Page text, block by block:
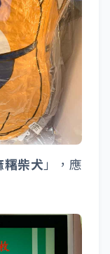
糬柴犬 」，應